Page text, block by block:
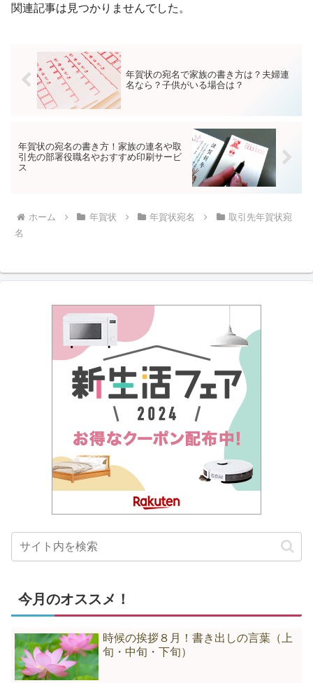
関連記事は見つかりませんでした。
年賀状の宛名で家族の書き方は？夫婦連
名なら？子供がいる場合は？
年賀状の宛名の書き方！家族の連名や取
引先の部署役職名やおすすめ印刷サービ
ス
ホーム 年賀状 年賀状宛名
取引先年賀状宛
名
今月のオススメ！
時候の挨拶８月！書き出しの言葉（上
旬・中旬・下旬）